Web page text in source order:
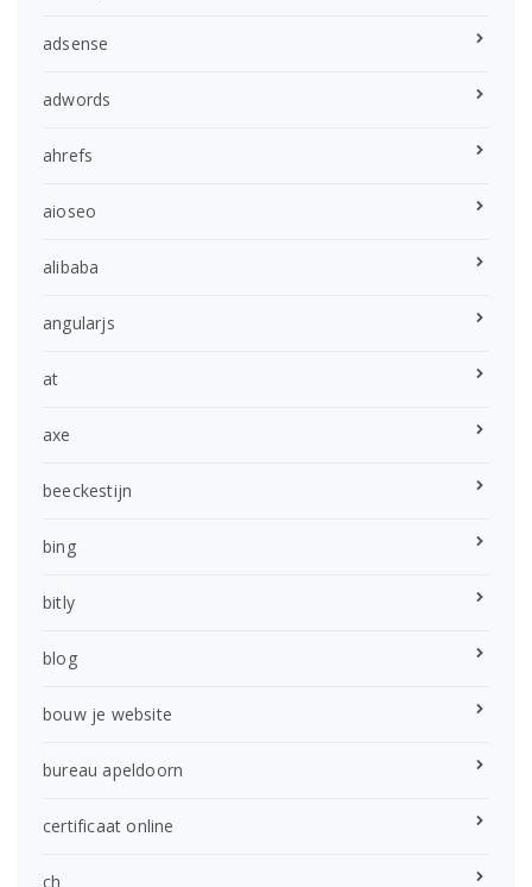
adsense
adwords
ahrefs
aioseo
alibaba
angularjs
at
axe
beeckestijn
bing
bitly
blog
bouw je website
bureau apeldoorn
certificaat online
ch